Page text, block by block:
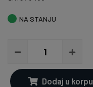
NA STANJU
Dodaj u korpu